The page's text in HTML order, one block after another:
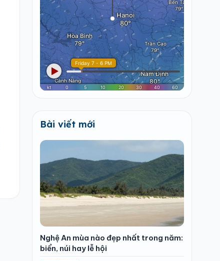
Bài viết mới
Nghệ An mùa nào đẹp nhất trong năm:
biển, núi hay lễ hội